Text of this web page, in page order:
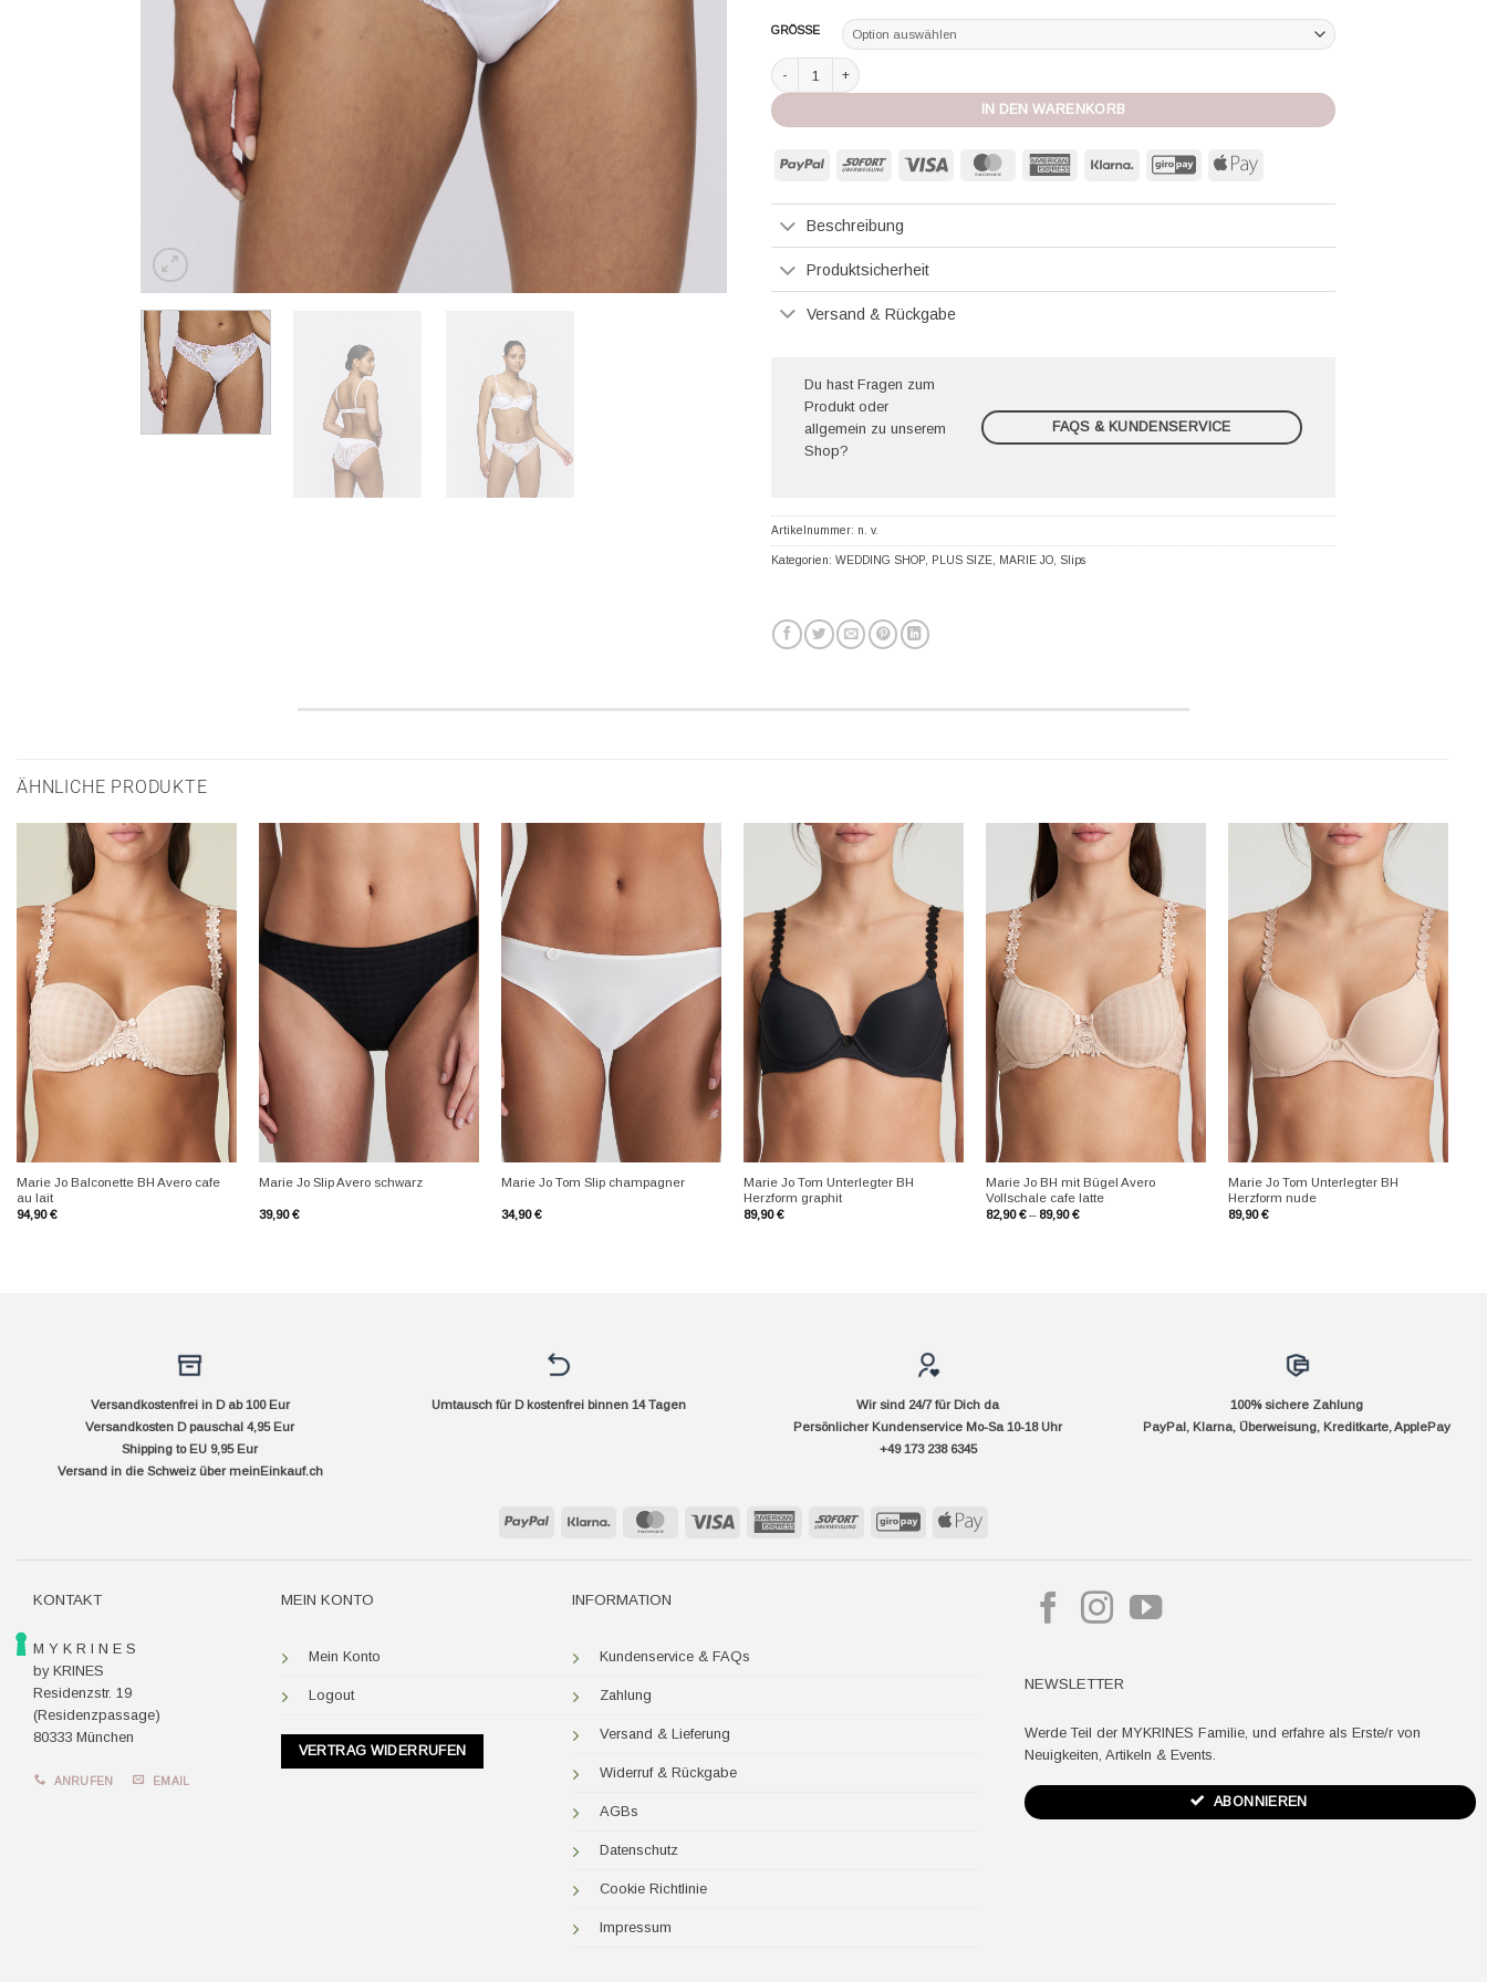
GRÖSSE
Marie Jo Slip Lizelot weiß Menge
IN DEN WARENKORB
PayPal Sofort Visa MasterCard American
Klarna GiroPay Apple
Beschreibung
Produktsicherheit
Versand & Rückgabe
Du hast Fragen zum
Produkt oder
allgemein zu unserem
Shop?
FAQS & KUNDENSERVICE
Artikelnummer: n. v.
Kategorien: WEDDING SHOP PLUS SIZE MARIE JO Slips
ÄHNLICHE PRODUKTE
Marie Jo Balconette BH Avero cafe
au lait
94,90€
Marie Jo Slip Avero schwarz
39,90€
Marie Jo Tom Slip champagner
34,90€
Marie Jo Tom Unterlegter BH
Herzform graphit
89,90€
Marie Jo BH mit Bügel Avero
Vollschale cafe latte
82,90€– 89,90€
+
Marie Jo Tom Unterlegter BH
Herzform nude
89,90€
Versandkostenfrei in D ab 100 Eur
Versandkosten D pauschal 4,95 Eur
Shipping to EU 9,95 Eur
Versand in die Schweiz über meinEinkauf.ch
Umtausch für D kostenfrei binnen 14 Tagen
Wir sind 24/7 für Dich da
Persönlicher Kundenservice Mo-Sa 10-18 Uhr
+49 173 238 6345
100% sichere Zahlung
PayPal, Klarna, Überweisung, Kreditkarte, ApplePay
PayPal Klarna MasterCard Visa
AmericanSofort GiroPay Apple
KONTAKT
M Y K R I N E S
by KRINES
Residenzstr. 19
(Residenzpassage)
80333 München
ANRUFEN EMAIL
MEIN KONTO
Mein Konto
Logout
VERTRAG WIDERRUFEN
INFORMATION
Kundenservice & FAQs
Zahlung
Versand & Lieferung
Widerruf & Rückgabe
AGBs
Datenschutz
Cookie Richtlinie
Impressum
NEWSLETTER
Werde Teil der MYKRINES Familie, und erfahre als Erste/r von
Neuigkeiten, Artikeln & Events.
ABONNIEREN